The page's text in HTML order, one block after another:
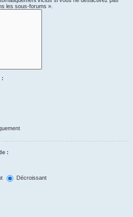
les sous-forums ».
:
:
Décroissant